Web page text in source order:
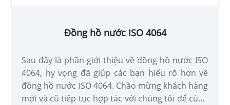
Đồng hồ nước ISO 4064
Sau đây là phần giới thiệu về đồng hồ nước ISO
4064, hy vọng đã giúp các bạn hiểu rõ hơn về
đồng hồ nước ISO 4064. Chào mừng khách hàng
mới và cũ tiếp tục hợp tác với chúng tôi để cùng